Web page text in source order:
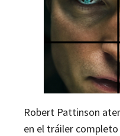
Robert Pattinson
en el tráiler